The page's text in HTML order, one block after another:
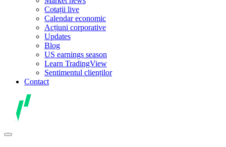
Cotații live
Calendar economic
Acțiuni corporative
Updates
Blog
US earnings season
Learn TradingView
Sentimentul clienților
Contact